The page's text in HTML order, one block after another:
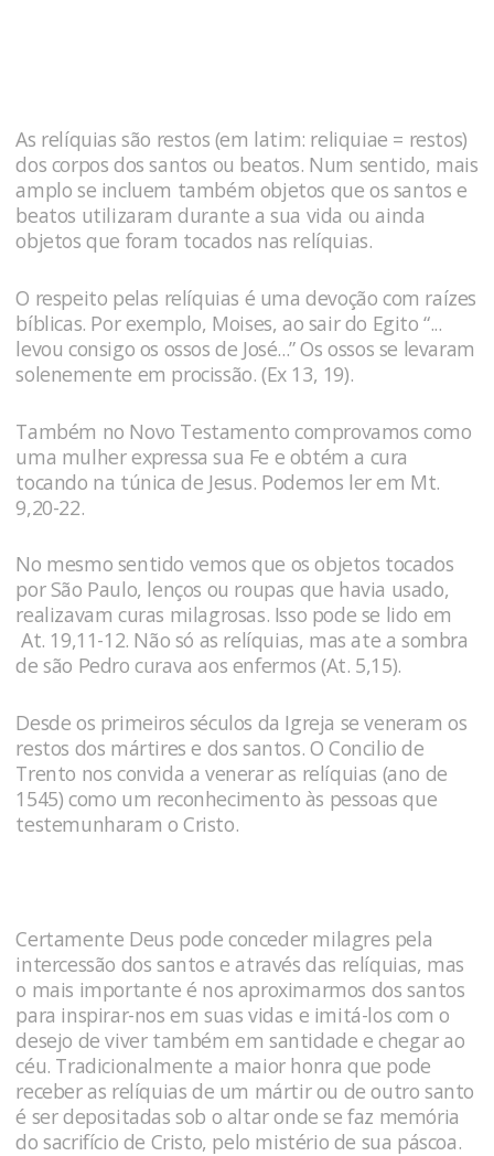
As relíquias são restos (em latim: reliquiae = restos)
dos corpos dos santos ou beatos. Num sentido, mais
amplo se incluem também objetos que os santos e
beatos utilizaram durante a sua vida ou ainda
objetos que foram tocados nas relíquias.
O respeito pelas relíquias é uma devoção com raízes
bíblicas. Por exemplo, Moises, ao sair do Egito “...
levou consigo os ossos de José...” Os ossos se levaram
solenemente em procissão. (Ex 13, 19).
Também no Novo Testamento comprovamos como
uma mulher expressa sua Fe e obtém a cura
tocando na túnica de Jesus. Podemos ler em Mt.
9,20-22.
No mesmo sentido vemos que os objetos tocados
por São Paulo, lenços ou roupas que havia usado,
realizavam curas milagrosas. Isso pode se lido em
At. 19,11-12. Não só as relíquias, mas ate a sombra
de são Pedro curava aos enfermos (At. 5,15).
Desde os primeiros séculos da Igreja se veneram os
restos dos mártires e dos santos. O Concilio de
Trento nos convida a venerar as relíquias (ano de
1545) como um reconhecimento às pessoas que
testemunharam o Cristo.
Certamente Deus pode conceder milagres pela
intercessão dos santos e através das relíquias, mas
o mais importante é nos aproximarmos dos santos
para inspirar-nos em suas vidas e imitá-los com o
desejo de viver também em santidade e chegar ao
céu. Tradicionalmente a maior honra que pode
receber as relíquias de um mártir ou de outro santo
é ser depositadas sob o altar onde se faz memória
do sacrifício de Cristo, pelo mistério de sua páscoa.